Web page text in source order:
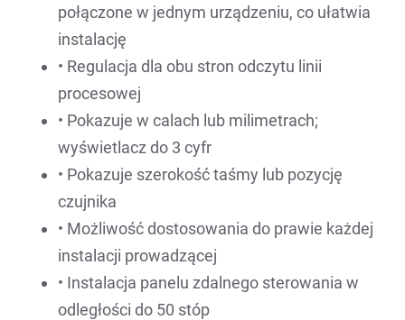
połączone w jednym urządzeniu, co ułatwia
instalację
• Regulacja dla obu stron odczytu linii
procesowej
• Pokazuje w calach lub milimetrach;
wyświetlacz do 3 cyfr
• Pokazuje szerokość taśmy lub pozycję
czujnika
• Możliwość dostosowania do prawie każdej
instalacji prowadzącej
• Instalacja panelu zdalnego sterowania w
odległości do 50 stóp